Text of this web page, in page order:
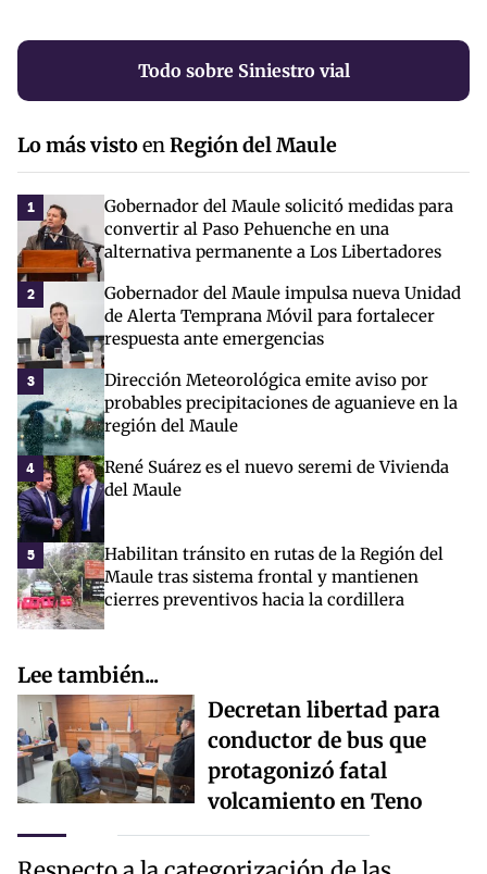
Todo sobre Siniestro vial
Lo más vistoenRegión del Maule
1
Gobernador del Maule solicitó medidas para
convertir al Paso Pehuenche en una
alternativa permanente a Los Libertadores
2
Gobernador del Maule impulsa nueva Unidad
de Alerta Temprana Móvil para fortalecer
respuesta ante emergencias
3
Dirección Meteorológica emite aviso por
probables precipitaciones de aguanieve en la
región del Maule
4
René Suárez es el nuevo seremi de Vivienda
del Maule
5
Habilitan tránsito en rutas de la Región del
Maule tras sistema frontal y mantienen
cierres preventivos hacia la cordillera
Lee también...
Decretan libertad para
conductor de bus que
protagonizó fatal
volcamiento en Teno